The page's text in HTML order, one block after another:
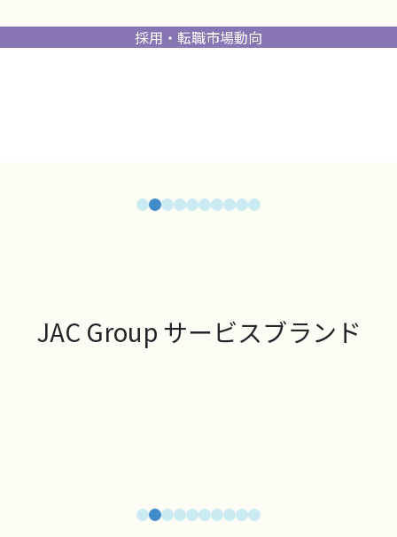
採用・転職市場動向
JAC Group サービスブランド